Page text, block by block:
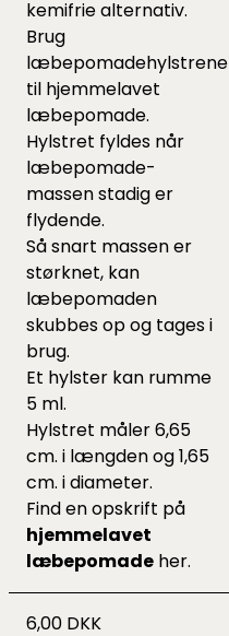
kemifrie alternativ.
Brug
læbepomadehylstrene
til hjemmelavet
læbepomade.
Hylstret fyldes når
læbepomade-
massen stadig er
flydende.
Så snart massen er
størknet, kan
læbepomaden
skubbes op og tages i
brug.
Et hylster kan rumme
5 ml.
Hylstret måler 6,65
cm. i længden og 1,65
cm. i diameter.
Find en opskrift på
hjemmelavet
læbepomade her.
6,00 DKK